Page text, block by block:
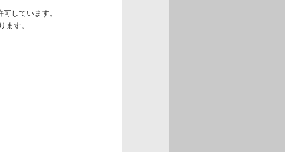
しています。
す。